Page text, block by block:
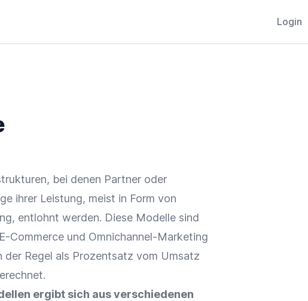
Login
bei denen Partner oder
ihrer Leistung, meist in Form von
, entlohnt werden. Diese Modelle sind
E-Commerce und Omnichannel-Marketing
der Regel als Prozentsatz vom Umsatz
ergibt sich aus verschiedenen